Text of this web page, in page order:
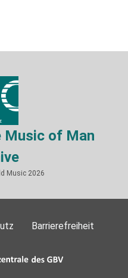
Music of Man
Music 2026
Barrierefreiheit